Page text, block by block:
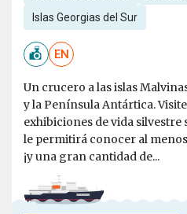
Islas Georgias del Sur
EN
Un crucero a las islas
y la Península Antártica.
exhibiciones de vida silvestre
le permitirá conocer al
¡y una gran cantidad de...